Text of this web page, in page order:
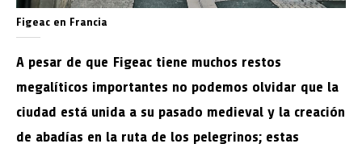
Figeac en Francia
A pesar de que Figeac tiene muchos restos
megalíticos importantes no podemos olvidar que la
ciudad está unida a su pasado medieval y la creación
de abadías en la ruta de los pelegrinos; estas